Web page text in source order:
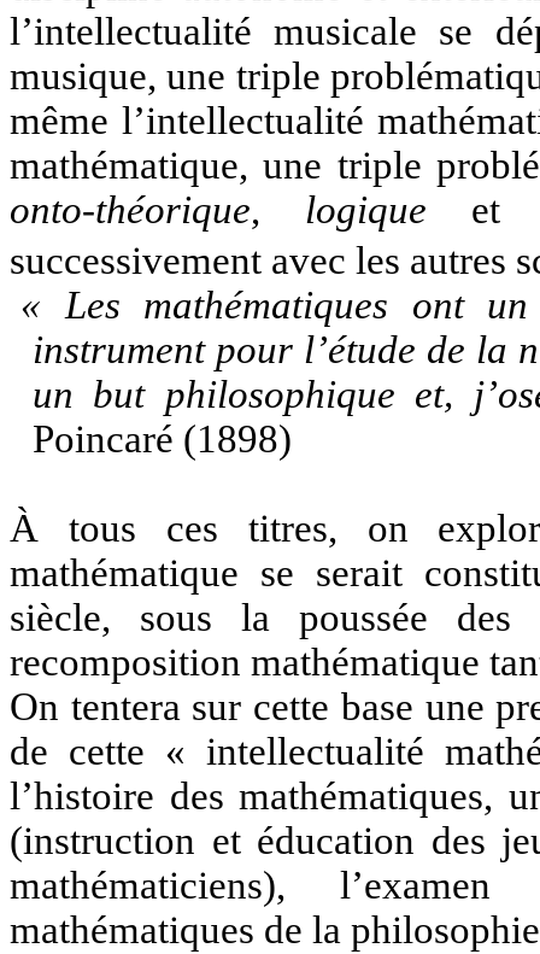
l’intellectualité musicale se
musique, une triple
même l’intellectualité
mathématique, une triple
onto-théorique, logique
successivement avec les autres
« Les mathématiques ont
instrument pour l’étude de la
un but philosophique et,
Poincaré (1898)
À tous ces titres, on
mathématique se serait
siècle, sous la poussée des
recomposition mathématique
On tentera sur cette base une
de cette « intellectualité
l’histoire des mathématiques,
(instruction et éducation des
mathématiciens),
mathématiques de la